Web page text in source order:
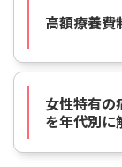
高額療養費
女性特有の
を年代別に